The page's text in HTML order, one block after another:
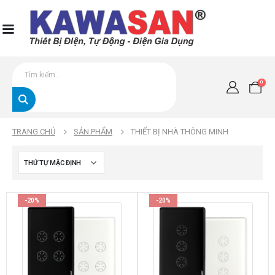
0
TRANG CHỦ SẢN PHẨM THIẾT BỊ NHÀ THÔNG MINH
-20% -20%